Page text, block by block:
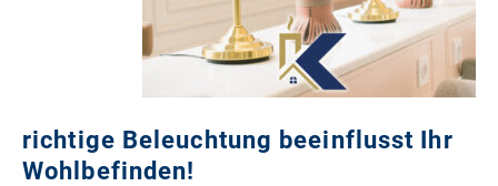
richtige Beleuchtung beeinflusst Ihr
Wohlbefinden!